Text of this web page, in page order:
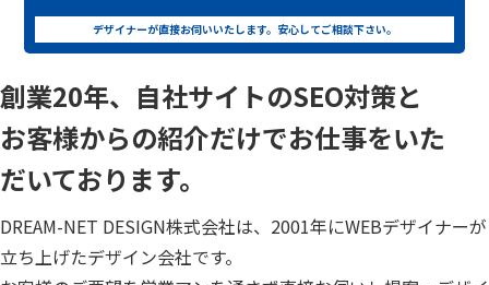
デザイナーが直接お伺いいたします。安心してご相談下さい。
創業20年、自社サイトのSEO対策と
お客様からの紹介だけでお仕事をいた
だいております。
DREAM-NET DESIGN株式会社は、2001年にWEBデザイナーが
立ち上げたデザイン会社です。